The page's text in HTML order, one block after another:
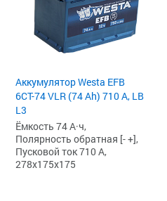
Аккумулятор Westa EFB
6СТ-74 VLR (74 Ah) 710 А, LB
L3
Ёмкость 74 А·ч,
Полярность обратная [- +],
Пусковой ток 710 А,
278x175x175